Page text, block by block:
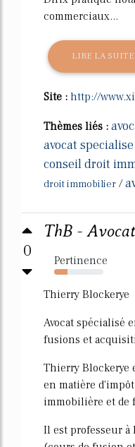
commerciaux...
LIRE LA SUITE
Site : http://
Thèmes liés :
avocat
conseil droit
droit immobilier /
0
ThB - Avocat
Pertinence
27%
Thierry Blockerye
Avocat spécialisé
fusions et
Thierry Blockerye
en matière
immobilière et de
Il est professeur à